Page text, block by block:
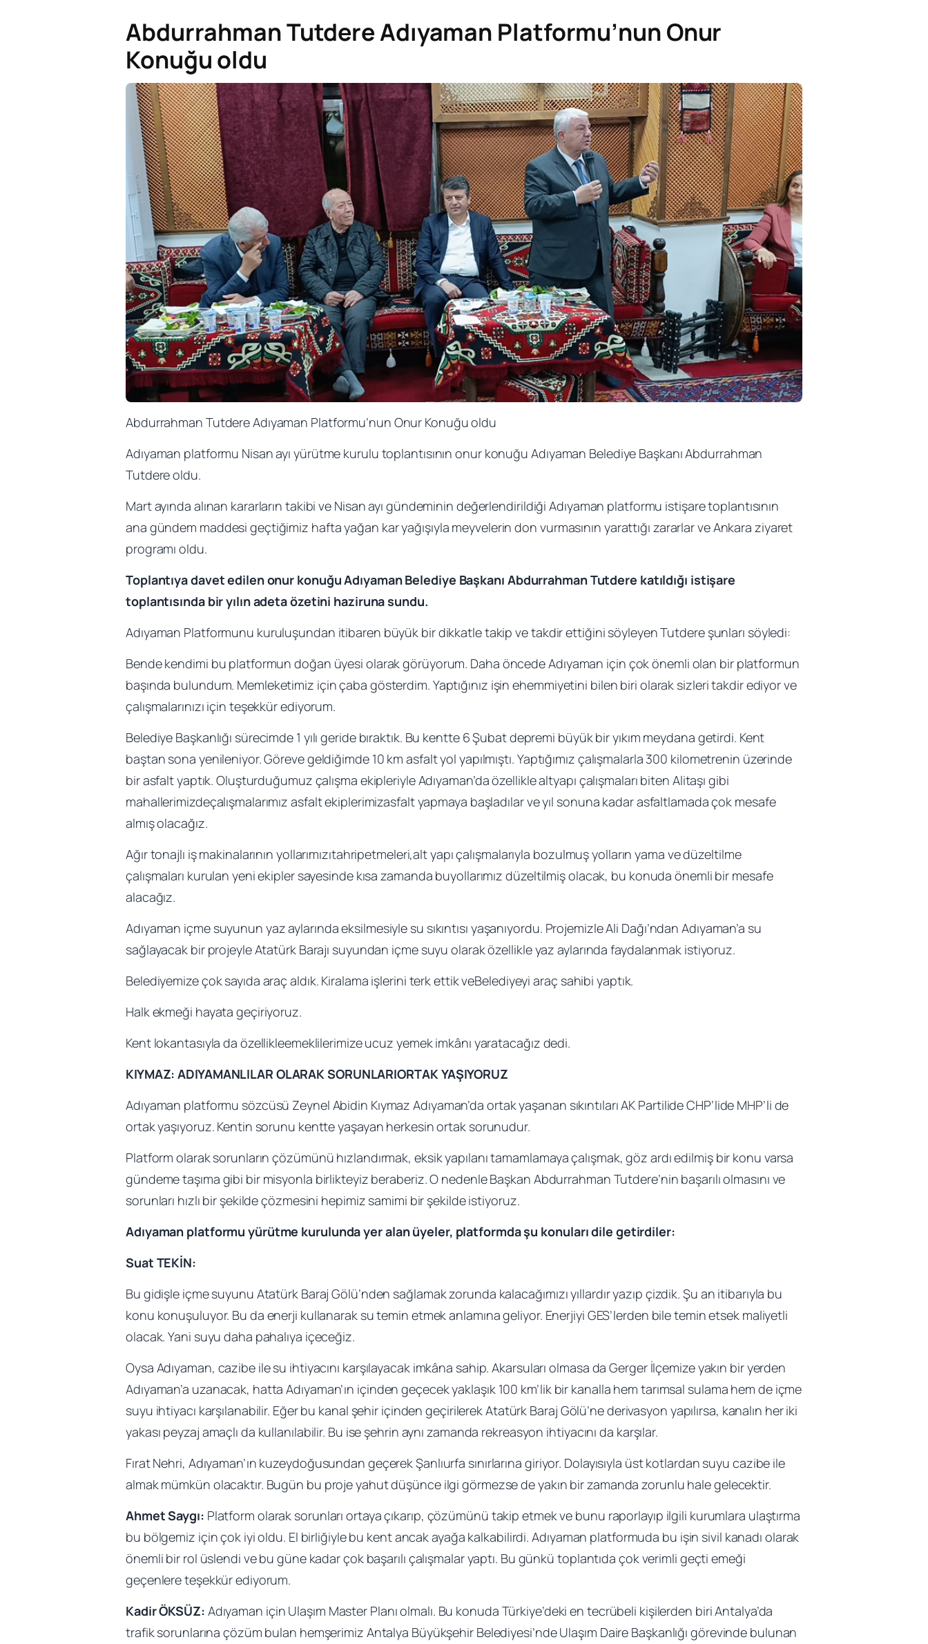
Abdurrahman Tutdere Adıyaman Platformu’nun Onur
Konuğu oldu
Abdurrahman Tutdere Adıyaman Platformu’nun Onur Konuğu oldu
Adıyaman platformu Nisan ayı yürütme kurulu toplantısının onur konuğu Adıyaman Belediye Başkanı Abdurrahman
Tutdere oldu.
Mart ayında alınan kararların takibi ve Nisan ayı gündeminin değerlendirildiği Adıyaman platformu istişare toplantısının
ana gündem maddesi geçtiğimiz hafta yağan kar yağışıyla meyvelerin don vurmasının yarattığı zararlar ve Ankara ziyaret
programı oldu.
Toplantıya davet edilen onur konuğu Adıyaman Belediye Başkanı Abdurrahman Tutdere katıldığı istişare
toplantısında bir yılın adeta özetini haziruna sundu.
Adıyaman Platformunu kuruluşundan itibaren büyük bir dikkatle takip ve takdir ettiğini söyleyen Tutdere şunları söyledi:
Bende kendimi bu platformun doğan üyesi olarak görüyorum. Daha öncede Adıyaman için çok önemli olan bir platformun
başında bulundum. Memleketimiz için çaba gösterdim. Yaptığınız işin ehemmiyetini bilen biri olarak sizleri takdir ediyor ve
çalışmalarınızı için teşekkür ediyorum.
Belediye Başkanlığı sürecimde 1 yılı geride bıraktık. Bu kentte 6 Şubat depremi büyük bir yıkım meydana getirdi. Kent
baştan sona yenileniyor. Göreve geldiğimde 10 km asfalt yol yapılmıştı. Yaptığımız çalışmalarla 300 kilometrenin üzerinde
bir asfalt yaptık. Oluşturduğumuz çalışma ekipleriyle Adıyaman’da özellikle altyapı çalışmaları biten Alitaşı gibi
mahallerimizdeçalışmalarımız asfalt ekiplerimizasfalt yapmaya başladılar ve yıl sonuna kadar asfaltlamada çok mesafe
almış olacağız.
Ağır tonajlı iş makinalarının yollarımızıtahripetmeleri,alt yapı çalışmalarıyla bozulmuş yolların yama ve düzeltilme
çalışmaları kurulan yeni ekipler sayesinde kısa zamanda buyollarımız düzeltilmiş olacak, bu konuda önemli bir mesafe
alacağız.
Adıyaman içme suyunun yaz aylarında eksilmesiyle su sıkıntısı yaşanıyordu. Projemizle Ali Dağı’ndan Adıyaman’a su
sağlayacak bir projeyle Atatürk Barajı suyundan içme suyu olarak özellikle yaz aylarında faydalanmak istiyoruz.
Belediyemize çok sayıda araç aldık. Kiralama işlerini terk ettik veBelediyeyi araç sahibi yaptık.
Halk ekmeği hayata geçiriyoruz.
Kent lokantasıyla da özellikleemeklilerimize ucuz yemek imkânı yaratacağız dedi.
KIYMAZ: ADIYAMANLILAR OLARAK SORUNLARIORTAK YAŞIYORUZ
Adıyaman platformu sözcüsü Zeynel Abidin Kıymaz Adıyaman’da ortak yaşanan sıkıntıları AK Partilide CHP’lide MHP’li de
ortak yaşıyoruz. Kentin sorunu kentte yaşayan herkesin ortak sorunudur.
Platform olarak sorunların çözümünü hızlandırmak, eksik yapılanı tamamlamaya çalışmak, göz ardı edilmiş bir konu varsa
gündeme taşıma gibi bir misyonla birlikteyiz beraberiz. O nedenle Başkan Abdurrahman Tutdere’nin başarılı olmasını ve
sorunları hızlı bir şekilde çözmesini hepimiz samimi bir şekilde istiyoruz.
Adıyaman platformu yürütme kurulunda yer alan üyeler, platformda şu konuları dile getirdiler:
Suat TEKİN:
Bu gidişle içme suyunu Atatürk Baraj Gölü’nden sağlamak zorunda kalacağımızı yıllardır yazıp çizdik. Şu an itibarıyla bu
konu konuşuluyor. Bu da enerji kullanarak su temin etmek anlamına geliyor. Enerjiyi GES’lerden bile temin etsek maliyetli
olacak. Yani suyu daha pahalıya içeceğiz.
Oysa Adıyaman, cazibe ile su ihtiyacını karşılayacak imkâna sahip. Akarsuları olmasa da Gerger İlçemize yakın bir yerden
Adıyaman’a uzanacak, hatta Adıyaman’ın içinden geçecek yaklaşık 100 km’lik bir kanalla hem tarımsal sulama hem de içme
suyu ihtiyacı karşılanabilir. Eğer bu kanal şehir içinden geçirilerek Atatürk Baraj Gölü’ne derivasyon yapılırsa, kanalın her iki
yakası peyzaj amaçlı da kullanılabilir. Bu ise şehrin aynı zamanda rekreasyon ihtiyacını da karşılar.
Fırat Nehri, Adıyaman’ın kuzeydoğusundan geçerek Şanlıurfa sınırlarına giriyor. Dolayısıyla üst kotlardan suyu cazibe ile
almak mümkün olacaktır. Bugün bu proje yahut düşünce ilgi görmezse de yakın bir zamanda zorunlu hale gelecektir.
Ahmet Saygı: Platform olarak sorunları ortaya çıkarıp, çözümünü takip etmek ve bunu raporlayıp ilgili kurumlara ulaştırma
bu bölgemiz için çok iyi oldu. El birliğiyle bu kent ancak ayağa kalkabilirdi. Adıyaman platformuda bu işin sivil kanadı olarak
önemli bir rol üslendi ve bu güne kadar çok başarılı çalışmalar yaptı. Bu günkü toplantıda çok verimli geçti emeği
geçenlere teşekkür ediyorum.
Kadir ÖKSÜZ: Adıyaman için Ulaşım Master Planı olmalı. Bu konuda Türkiye’deki en tecrübeli kişilerden biri Antalya’da
trafik sorunlarına çözüm bulan hemşerimiz Antalya Büyükşehir Belediyesi’nde Ulaşım Daire Başkanlığı görevinde bulunan